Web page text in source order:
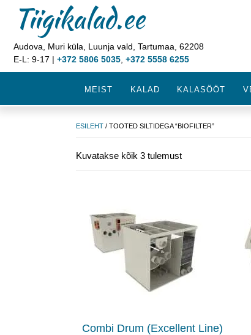
Tiigikalad.ee
Audova, Muri küla, Luunja vald, Tartumaa, 62208
E-L: 9-17 | +372 5806 5035 +372 5558 6255
MEIST KALAD KALASÖÖT
ESILEHT / TOOTED SILTIDEGA “BIOFILTER”
Kuvatakse kõik 3 tulemust
Combi Drum (Excellent Line)